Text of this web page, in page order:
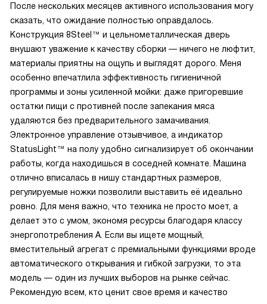
После нескольких месяцев активного использования могу
сказать, что ожидание полностью оправдалось.
Конструкция 8Steel™ и цельнометаллическая дверь
внушают уважение к качеству сборки — ничего не люфтит,
материалы приятны на ощупь и выглядят дорого. Меня
особенно впечатлила эффективность гигиеничной
программы и зоны усиленной мойки: даже пригоревшие
остатки пищи с противней после запекания мяса
удаляются без предварительного замачивания.
Электронное управление отзывчивое, а индикатор
StatusLight™ на полу удобно сигнализирует об окончании
работы, когда находишься в соседней комнате. Машина
отлично вписалась в нишу стандартных размеров,
регулируемые ножки позволили выставить её идеально
ровно. Для меня важно, что техника не просто моет, а
делает это с умом, экономя ресурсы благодаря классу
энергопотребления А. Если вы ищете мощный,
вместительный агрегат с премиальными функциями вроде
автоматического открывания и гибкой загрузки, то эта
модель — один из лучших выборов на рынке сейчас.
Рекомендую всем, кто ценит свое время и качество